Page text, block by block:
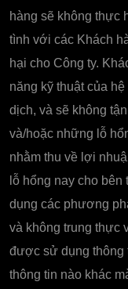
hàng sẽ không thực
tình với các Khách
hại cho Công ty.
năng kỹ thuật của
dịch, và sẽ không
và/hoặc những lỗ
nhằm thu về lợi
lỗ hổng nay cho
dụng các phương
và không trung thực
được sử dụng thông
thông tin nào khác